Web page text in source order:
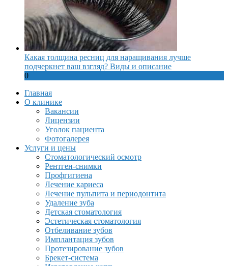
Какая толщина ресниц для наращивания лучше
подчеркнет ваш взгляд? Виды и описание
0
Главная
О клинике
Вакансии
Лицензии
Уголок пациента
Фотогалерея
Услуги и цены
Стоматологический осмотр
Рентген-снимки
Профгигиена
Лечение кариеса
Лечение пульпита и периодонтита
Удаление зуба
Детская стоматология
Эстетическая стоматология
Отбеливание зубов
Имплантация зубов
Протезирование зубов
Брекет-система